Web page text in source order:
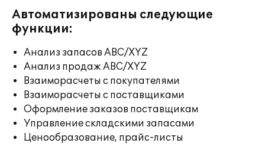
Автоматизированы следующие
функции:
Анализ запасов ABC/XYZ
Анализ продаж ABC/XYZ
Взаиморасчеты с покупателями
Взаиморасчеты с поставщиками
Оформление заказов поставщикам
Управление складскими запасами
Ценообразование, прайс-листы